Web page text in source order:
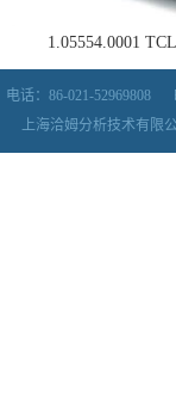
1.05554.0001
电话：86-021-52969808
上海洽姆分析技术有限